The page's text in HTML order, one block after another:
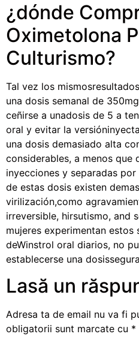
¿dónde
Oximetolona
Culturismo?
Tal vez los
una dosis semanal de
ceñirse a unadosis de 5 a
oral y evitar la
una dosis demasiado alta
considerables, a menos que
inyecciones y separadas
de estas dosis existen
virilización,como
irreversible, hirsutismo, and
mujeres experimentan estos
deWinstrol oral diarios, no
establecerse una
Lasă un
Adresa ta de email nu va fi
obligatorii sunt marcate cu *